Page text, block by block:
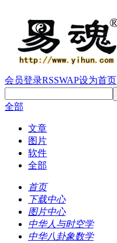
会员登录RSSWAP设为首页
全部
文章
图片
软件
全部
首页
下载中心
图片中心
中华人与时空学
中华八卦象数学